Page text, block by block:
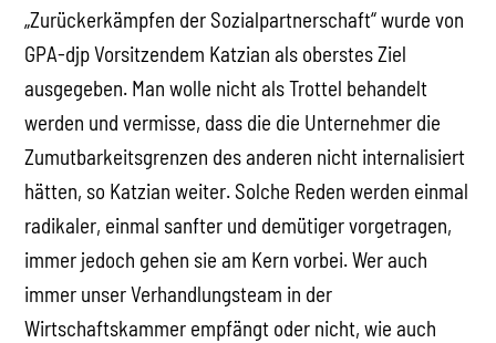
„Zurückerkämpfen der Sozialpartnerschaft“ wurde von
GPA-djp Vorsitzendem Katzian als oberstes Ziel
ausgegeben. Man wolle nicht als Trottel behandelt
werden und vermisse, dass die die Unternehmer die
Zumutbarkeitsgrenzen des anderen nicht internalisiert
hätten, so Katzian weiter. Solche Reden werden einmal
radikaler, einmal sanfter und demütiger vorgetragen,
immer jedoch gehen sie am Kern vorbei. Wer auch
immer unser Verhandlungsteam in der
Wirtschaftskammer empfängt oder nicht, wie auch